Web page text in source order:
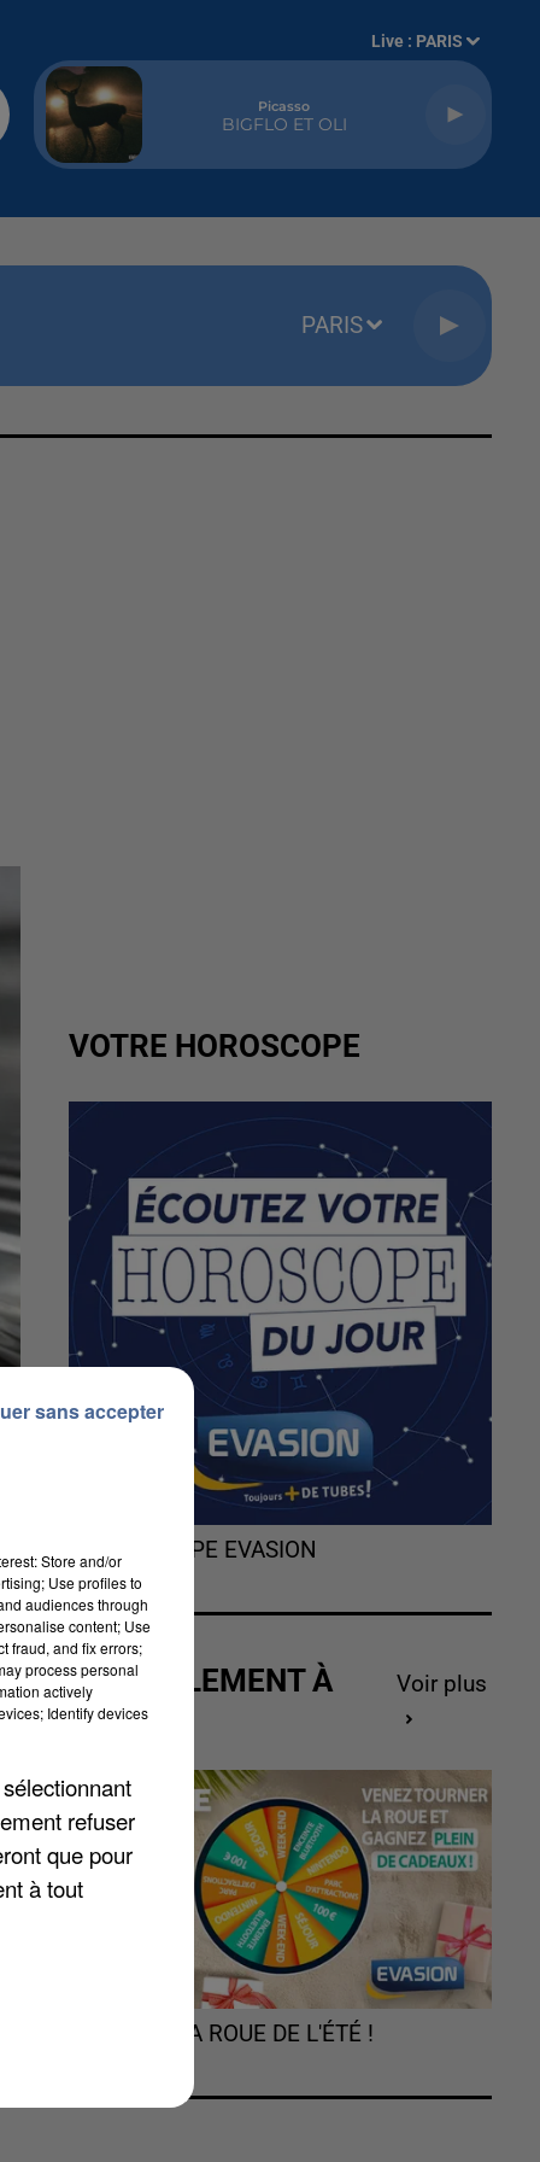
Live : PARIS
Picasso
BIGFLO ET OLI
PARIS
VOTRE HOROSCOPE
L'HOROSCOPE EVASION
ACTUELLEMENT À
GAGNER
Voir plus
TOURNEZ LA ROUE DE L'ÉTÉ !
Store and/or
Use profiles to
audiences through
content; Use
fraud, and fix errors;
process personal
actively
Identify devices
refuser
que pour
à tout
sans accepter